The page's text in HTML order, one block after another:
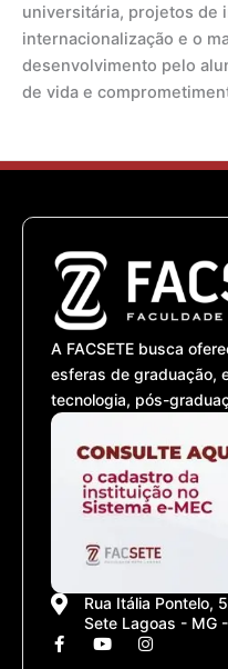
universitária, projetos de
internacionalização e o
desenvolvimento pelo
de vida e
A FACSETE busca
esferas de graduação,
tecnologia, pós-
Rua Itália Pontelo,
Sete Lagoas - MG
F
a
Y
o
I
n